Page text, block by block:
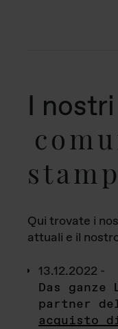
I nostri
Qui trovate i
attuali e il
13.12.2022 -
Das
partner
acquisto